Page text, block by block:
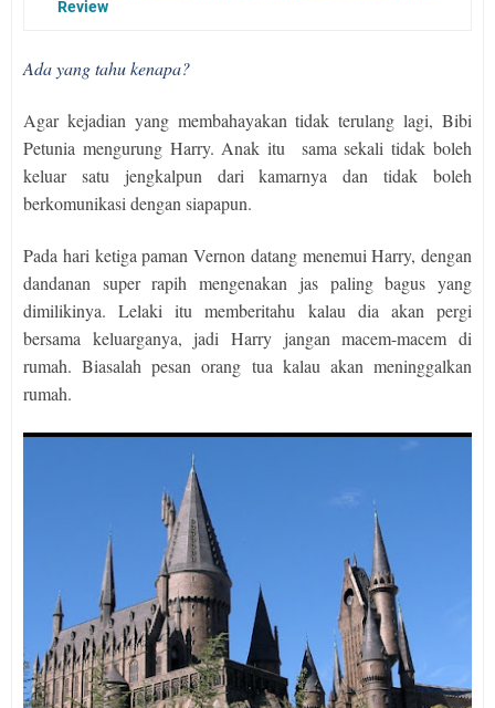
Review
Ada yang tahu kenapa?
Agar kejadian yang membahayakan tidak terulang lagi, Bibi
Petunia mengurung Harry. Anak itu
sama sekali tidak boleh
keluar satu jengkalpun dari kamarnya dan tidak boleh
berkomunikasi dengan siapapun.
Pada hari ketiga paman Vernon datang menemui Harry, dengan
dandanan super rapih mengenakan jas paling bagus yang
dimilikinya. Lelaki itu memberitahu kalau dia akan pergi
bersama keluarganya, jadi Harry jangan macem-macem di
rumah. Biasalah pesan orang tua kalau akan meninggalkan
rumah.